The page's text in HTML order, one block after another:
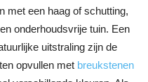
met een haag of schutting,
onderhoudsvrije tuin. Een
uitstraling zijn de
opvullen met breukstenen